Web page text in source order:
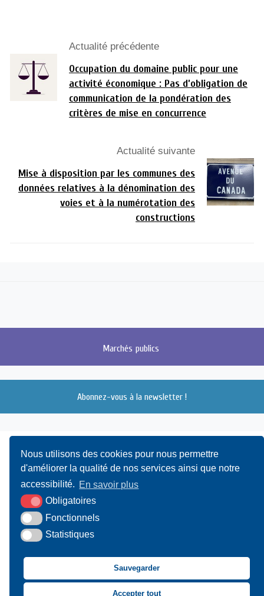
Nous utilisons des cookies pour nous permettre
d'améliorer la qualité de nos services ainsi que notre
accessibilité. En savoir plus
Obligatoires
Fonctionnels
Statistiques
Sauvegarder
Accepter tout
Actualité précédente
Occupation du domaine public pour une
activité économique : Pas d’obligation de
communication de la pondération des
critères de mise en concurrence
Actualité suivante
Mise à disposition par les communes des
données relatives à la dénomination des
voies et à la numérotation des
constructions
Marchés publics
Abonnez-vous à la newsletter !
UAMC- 4, Bis Avenue du Canada - 14000 CAEN
02 31 15 55 10
Suivez-nous sur Facebook
Suivez-nous sur X
Suivez-nous sur LinkedIn
Suivez-nous sur